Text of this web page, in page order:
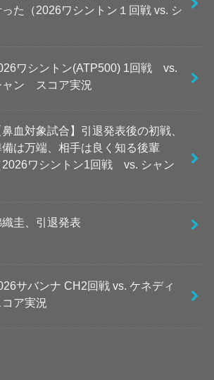
た（2026ワシントン１回戦 vs. シ
ワシントン(ATP500) 1回戦 vs.
ャン スコア実況
鼻血対象試合】引退発表後の初戦、
備は万端、相手は良く知る後輩
2026ワシントン1回戦 vs. シャン
圭、引退発表
サバンナ CH2回戦 vs. ケネディ
コア実況